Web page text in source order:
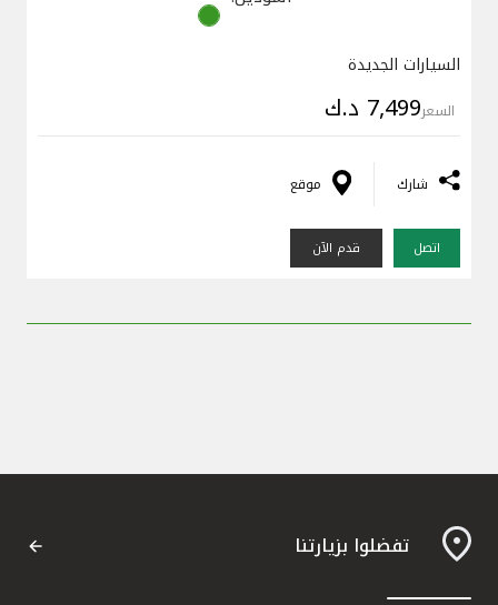
السيارات الجديدة
السعر7,499 د.ك
شارك موقع
اتصل قدم الآن
تفضلوا بزيارتنا